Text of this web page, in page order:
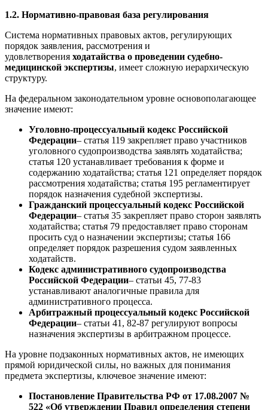
1.2. Нормативно-правовая база регулирования
Система нормативных правовых актов, регулирующих
порядок заявления, рассмотрения и
удовлетворения ходатайства о проведении судебно-
медицинской экспертизы, имеет сложную иерархическую
структуру.
На федеральном законодательном уровне основополагающее
значение имеют:
Уголовно-процессуальный кодекс Российской
Федерации– статья 119 закрепляет право участников
уголовного судопроизводства заявлять ходатайства;
статья 120 устанавливает требования к форме и
содержанию ходатайства; статья 121 определяет порядок
рассмотрения ходатайства; статья 195 регламентирует
порядок назначения судебной экспертизы.
Гражданский процессуальный кодекс Российской
Федерации– статья 35 закрепляет право сторон заявлять
ходатайства; статья 79 предоставляет право сторонам
просить суд о назначении экспертизы; статья 166
определяет порядок разрешения судом заявленных
ходатайств.
Кодекс административного судопроизводства
Российской Федерации– статьи 45, 77-83
устанавливают аналогичные правила для
административного процесса.
Арбитражный процессуальный кодекс Российской
Федерации– статьи 41, 82-87 регулируют вопросы
назначения экспертизы в арбитражном процессе.
На уровне подзаконных нормативных актов, не имеющих
прямой юридической силы, но важных для понимания
предмета экспертизы, ключевое значение имеют:
Постановление Правительства РФ от 17.08.2007 №
522 «Об утверждении Правил определения степени